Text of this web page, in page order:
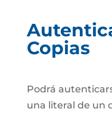
Copias
Podrá
una literal de un